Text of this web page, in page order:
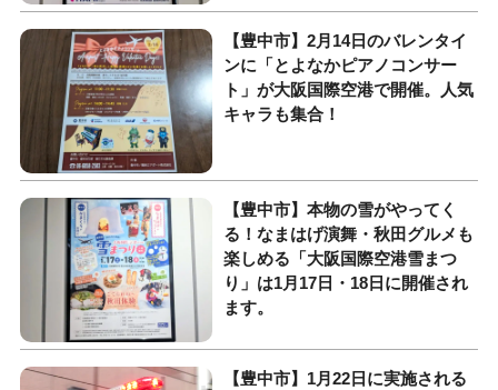
【豊中市】2月14日のバレンタイ
ンに「とよなかピアノコンサー
ト」が大阪国際空港で開催。人気
キャラも集合！
【豊中市】本物の雪がやってく
る！なまはげ演舞・秋田グルメも
楽しめる「大阪国際空港雪まつ
り」は1月17日・18日に開催され
ます。
【豊中市】1月22日に実施される